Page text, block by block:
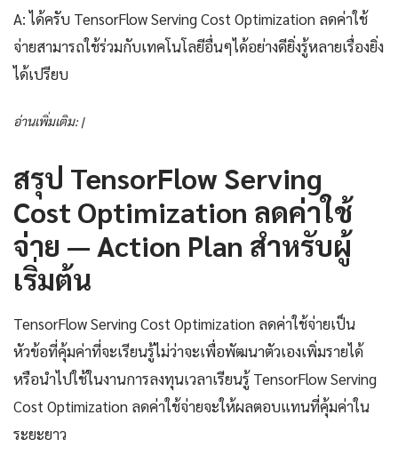
A: ได้ครับ TensorFlow Serving Cost Optimization ลดค่าใช้
จ่ายสามารถใช้ร่วมกับเทคโนโลยีอื่นๆได้อย่างดียิ่งรู้หลายเรื่องยิ่ง
ได้เปรียบ
อ่านเพิ่มเติม: |
สรุป TensorFlow Serving
Cost Optimization ลดค่าใช้
จ่าย — Action Plan สำหรับผู้
เริ่มต้น
TensorFlow Serving Cost Optimization ลดค่าใช้จ่ายเป็น
หัวข้อที่คุ้มค่าที่จะเรียนรู้ไม่ว่าจะเพื่อพัฒนาตัวเองเพิ่มรายได้
หรือนำไปใช้ในงานการลงทุนเวลาเรียนรู้ TensorFlow Serving
Cost Optimization ลดค่าใช้จ่ายจะให้ผลตอบแทนที่คุ้มค่าใน
ระยะยาว